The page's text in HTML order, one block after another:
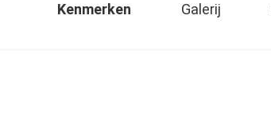
Kenmerken Galerij